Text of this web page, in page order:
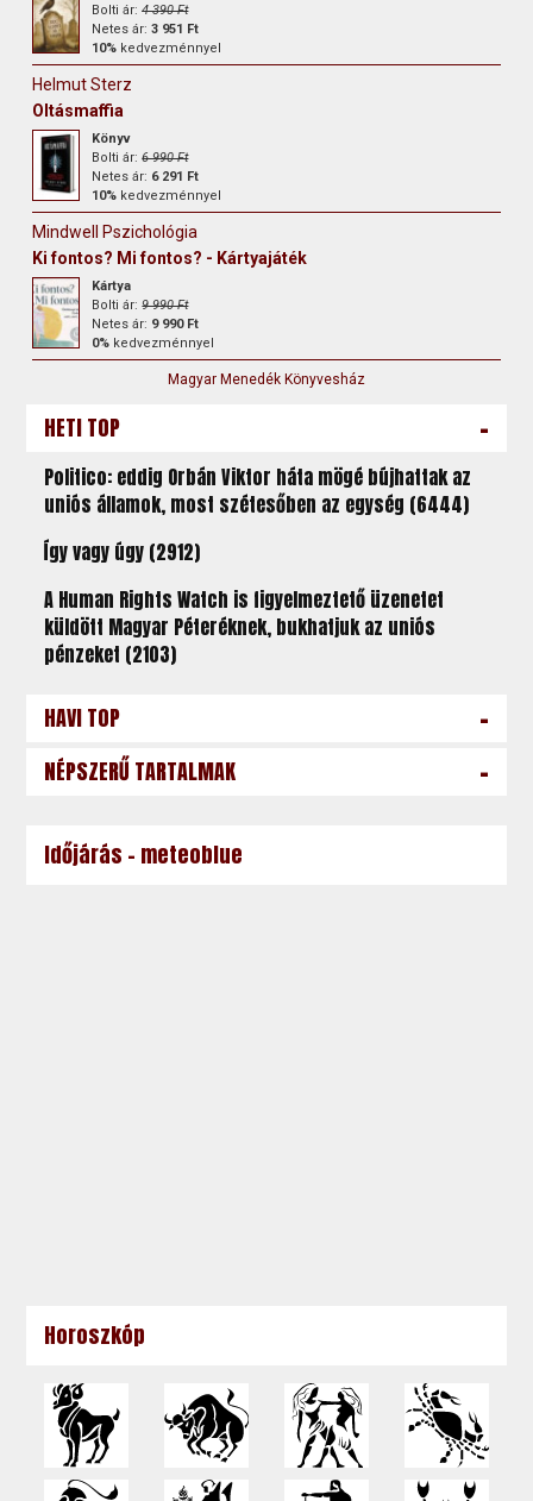
Bolti ár:4 390 Ft
Netes ár:3 951 Ft
10% kedvezménnyel
Helmut Sterz
Oltásmaffia
Könyv
Bolti ár:6 990 Ft
Netes ár: 6 291 Ft
10% kedvezménnyel
Mindwell Pszichológia
Ki fontos? Mi fontos? - Kártyajáték
Kártya
Bolti ár:9 990 Ft
Netes ár: 9 990 Ft
0% kedvezménnyel
Magyar Menedék Könyvesház
HETI TOP -
Politico: eddig Orbán Viktor háta mögé bújhattak az
uniós államok, most szétesőben az egység (6444)
Így vagy úgy (2912)
A Human Rights Watch is figyelmeztető üzenetet
küldött Magyar Péteréknek, bukhatjuk az uniós
pénzeket (2103)
HAVI TOP -
NÉPSZERŰ TARTALMAK -
Időjárás - meteoblue
Horoszkóp